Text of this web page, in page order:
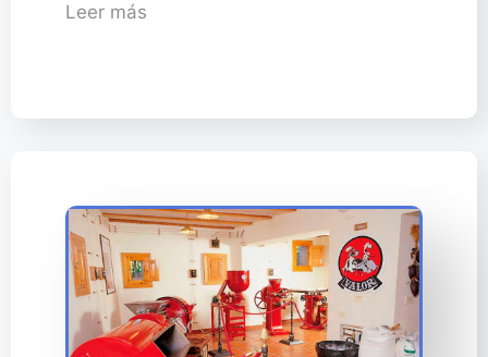
Leer más